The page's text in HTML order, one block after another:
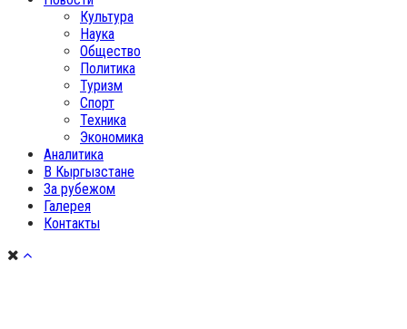
Культура
Наука
Общество
Политика
Туризм
Спорт
Техника
Экономика
Аналитика
В Кыргызстане
За рубежом
Галерея
Контакты